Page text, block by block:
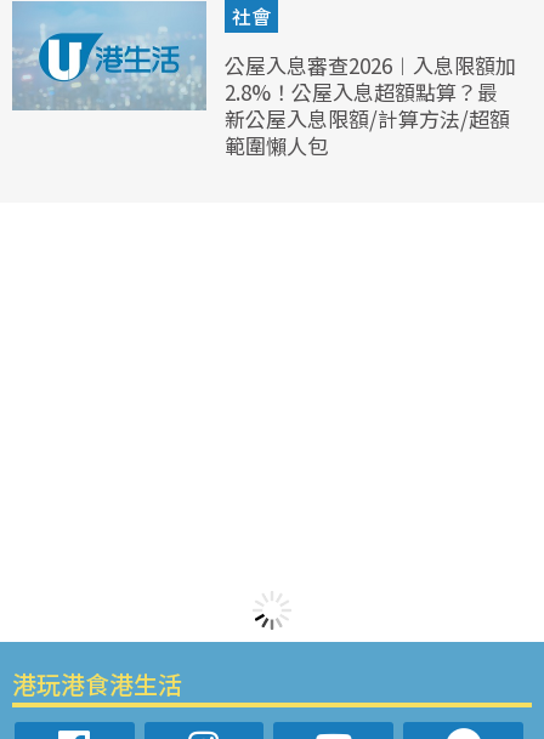
社會
公屋入息審查2026︱入息限額加
2.8%！公屋入息超額點算？最
新公屋入息限額/計算方法/超額
範圍懶人包
港玩港食港生活